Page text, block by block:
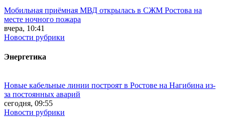
Мобильная приёмная МВД открылась в СЖМ Ростова на
месте ночного пожара
вчера, 10:41
Новости рубрики
Энергетика
Новые кабельные линии построят в Ростове на Нагибина из-
за постоянных аварий
сегодня, 09:55
Новости рубрики